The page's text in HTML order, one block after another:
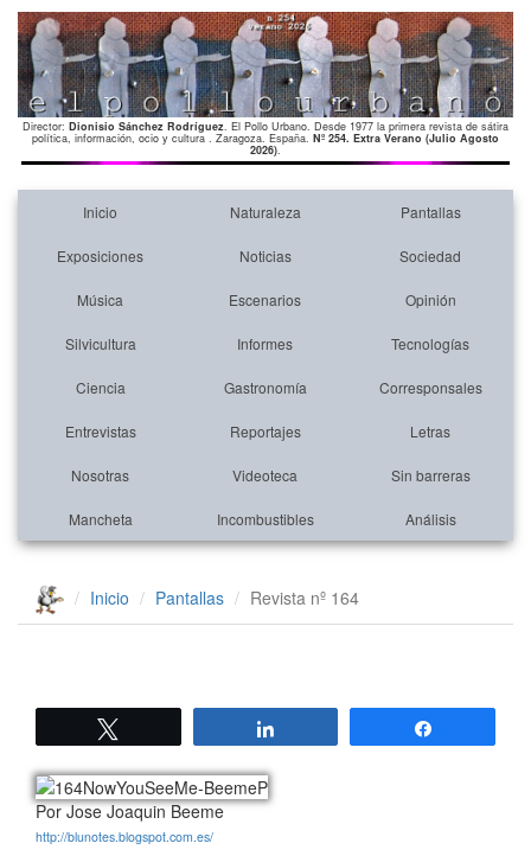
Director: Dionisio Sánchez Rodríguez. El Pollo Urbano. Desde 1977 la primera revista de sátira
política, información, ocio y cultura . Zaragoza. España. Nº 254. Extra Verano (Julio Agosto
2026).
Inicio Naturaleza Pantallas
Exposiciones Noticias Sociedad
Música Escenarios Opinión
Silvicultura Informes Tecnologías
Ciencia Gastronomía Corresponsales
Entrevistas Reportajes Letras
Nosotras Videoteca Sin barreras
Mancheta Incombustibles Análisis
Inicio Pantallas Revista nº 164
Por Jose Joaquin Beeme
http://blunotes.blogspot.com.es/